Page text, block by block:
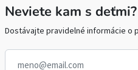
Neviete kam s deťmi?
Dostávajte pravidelné informácie o